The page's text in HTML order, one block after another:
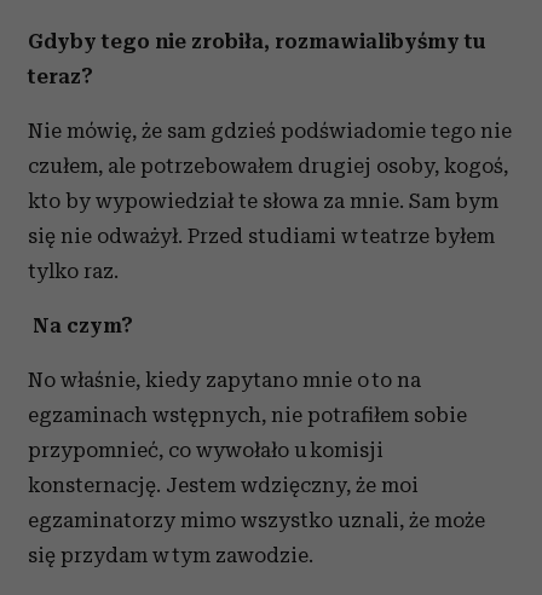
Gdyby tego nie zrobiła, rozmawialibyśmy tu
teraz?
Nie mówię, że sam gdzieś podświadomie tego nie
czułem, ale potrzebowałem drugiej osoby, kogoś,
kto by wypowiedział te słowa za mnie. Sam bym
się nie odważył. Przed studiami w teatrze byłem
tylko raz.
Na czym?
No właśnie, kiedy zapytano mnie o to na
egzaminach wstępnych, nie potrafiłem sobie
przypomnieć, co wywołało u komisji
konsternację. Jestem wdzięczny, że moi
egzaminatorzy mimo wszystko uznali, że może
się przydam w tym zawodzie.